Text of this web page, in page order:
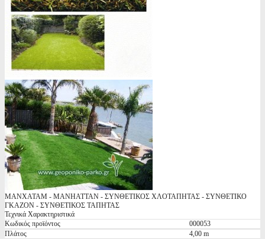
ΜΑΝΧΑΤΑΜ - MANHATTAN - ΣΥΝΘΕΤΙΚΟΣ ΧΛΟΤΑΠΗΤΑΣ - ΣΥΝΘΕΤΙΚΟ
ΓΚΑΖΟΝ - ΣΥΝΘΕΤΙΚΟΣ ΤΑΠΗΤΑΣ
Τεχνικά Χαρακτηριστικά
Κωδικός προϊόντος
000053
Πλάτος
4,00 m